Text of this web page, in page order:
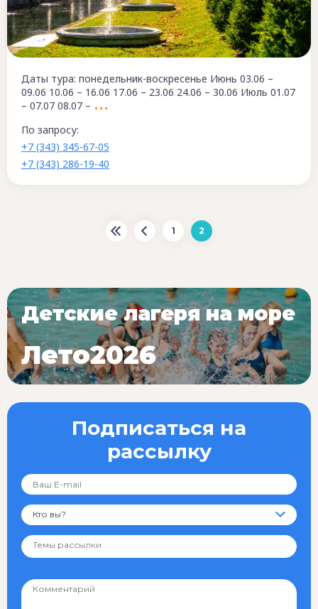
Даты тура: понедельник-воскресенье Июнь 03.06 –
09.06 10.06 – 16.06 17.06 – 23.06 24.06 – 30.06 Июль 01.07
– 07.07 08.07 –
По запросу:
+7 (343) 345-67-05
+7 (343) 286-19-40
1 2
Подписаться на
рассылку
Кто вы?
Детские лагеря на море
Лето2026